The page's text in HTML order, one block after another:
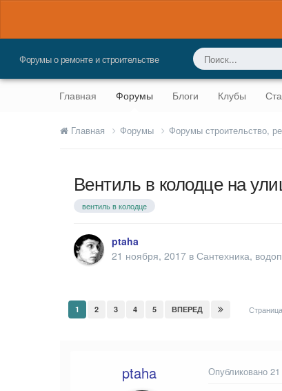
Форумы о ремонте и строительстве
Главная Форумы Блоги Клубы
Главная Форумы Форумы строительство,
Вентиль в колодце на
вентиль в колодце
ptaha
21 ноября, 2017 в Сантехника,
1 2 3 4 5 ВПЕРЕД
ptaha Опубликовано